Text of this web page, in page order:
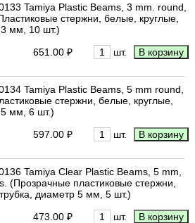
Tamiya Plastic Beams, 3 mm. round,
стержни, белые, круглые,
мм, 10 шт.)
651.00 ₽
шт.
Tamiya Plastic Beams, 5 mm round,
стержни, белые, круглые,
мм, 6 шт.)
597.00 ₽
шт.
Tamiya Clear Plastic Beams, 5 mm,
(Прозрачные пластиковые стержни,
диаметр 5 мм, 5 шт.)
473.00 ₽
шт.